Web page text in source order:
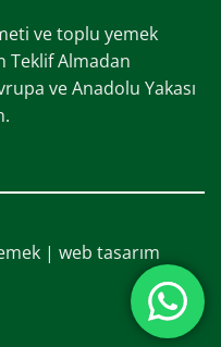
ve toplu yemek
Teklif Almadan
ve Anadolu Yakası
| web tasarım